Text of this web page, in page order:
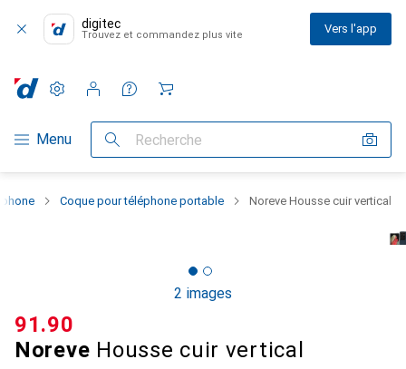
digitec
Trouvez et commandez plus vite Vers l'app
Navigation par catégorie
Menu Recherche
Paramètres
Compte client
Listes de comparaison
Listes d'envies
Panier
Coque pour téléphone portable Noreve Housse cuir vertical
2 images
Noreve Housse cuir vertical
CHF
91.90